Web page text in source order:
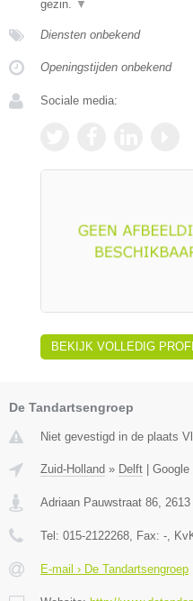
gezin. ▼
Diensten onbekend
Openingstijden onbekend
Sociale media:
BEKIJK VOLLEDIG
De Tandartsengroep
Niet gevestigd in de plaats
Zuid-Holland » Delft Google
Adriaan Pauwstraat 86, 2613
Tel: 015-2122268, Fax: -,
E-mail › De Tandartsengroep